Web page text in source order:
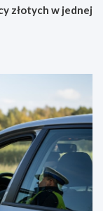
złotych w jednej